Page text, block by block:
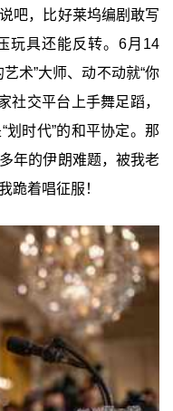
吧，比好莱坞编剧敢写
玩具还能反转。6月14
术”大师、动不动就“你
社交平台上手舞足蹈，
划时代”的和平协定。那
年的伊朗难题，被我老
跪着唱征服！